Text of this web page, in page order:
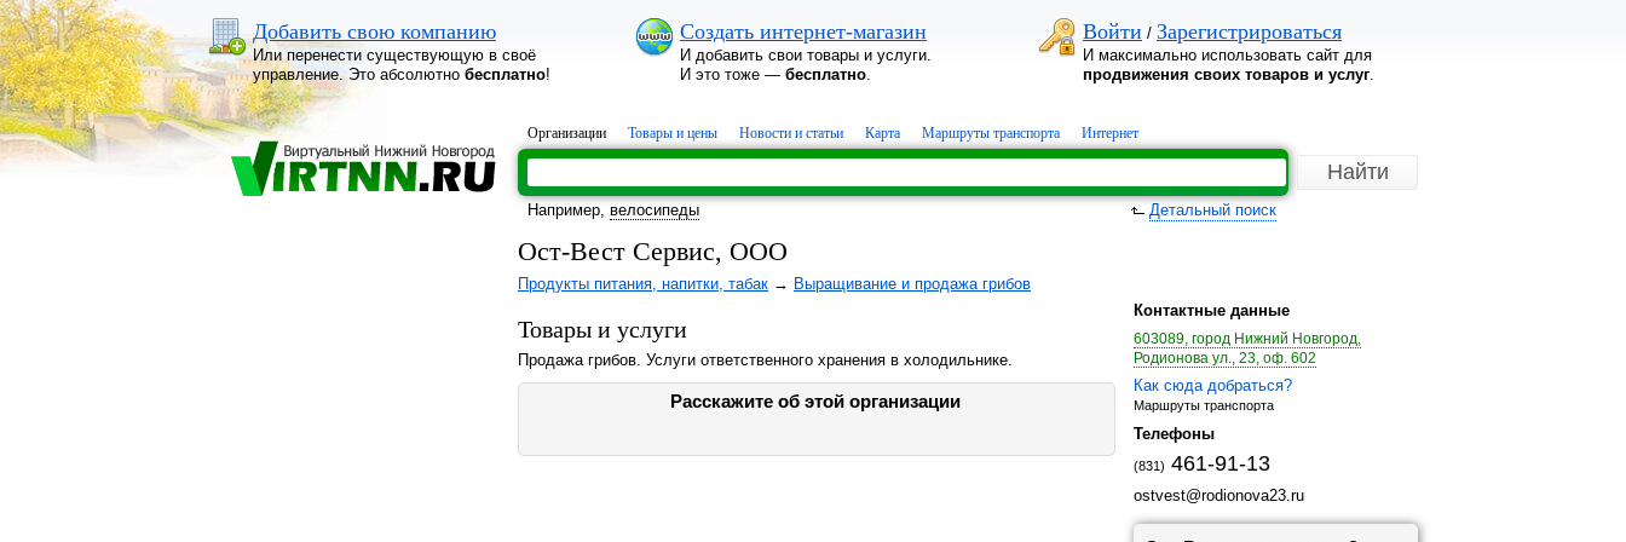
Добавить свою компанию
Или перенести существующую в своё
управление. Это абсолютно бесплатно!
Создать интернет-магазин
И добавить свои товары и услуги.
И это тоже — бесплатно.
Войти / Зарегистрироваться
И максимально использовать сайт для
продвижения своих товаров и услуг.
Организации Товары и цены Новости и статьи Карта Маршруты транспорта Интернет
Например, велосипеды Детальный поиск
Ост-Вест Сервис, ООО
Продукты питания, напитки, табак → Выращивание и продажа грибов
Товары и услуги
Продажа грибов. Услуги ответственного хранения в холодильнике.
Расскажите об этой организации
Контактные данные
603089, город Нижний Новгород,
Родионова ул., 23, оф. 602
Как сюда добраться?
Маршруты транспорта
Телефоны
(831) 461-91-13
ostvest@rodionova23.ru